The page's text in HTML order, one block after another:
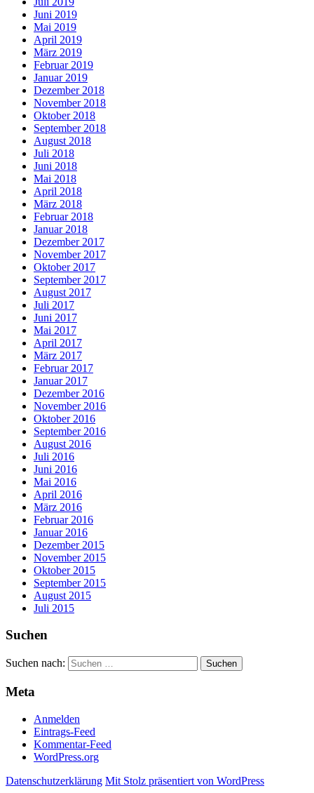
Juni 2019
Mai 2019
April 2019
März 2019
Februar 2019
Januar 2019
Dezember 2018
November 2018
Oktober 2018
September 2018
August 2018
Juli 2018
Juni 2018
Mai 2018
April 2018
März 2018
Februar 2018
Januar 2018
Dezember 2017
November 2017
Oktober 2017
September 2017
August 2017
Juli 2017
Juni 2017
Mai 2017
April 2017
März 2017
Februar 2017
Januar 2017
Dezember 2016
November 2016
Oktober 2016
September 2016
August 2016
Juli 2016
Juni 2016
Mai 2016
April 2016
März 2016
Februar 2016
Januar 2016
Dezember 2015
November 2015
Oktober 2015
September 2015
August 2015
Juli 2015
Suchen
Suchen nach:
Meta
Anmelden
Eintrags-Feed
Kommentar-Feed
WordPress.org
Datenschutzerklärung Mit Stolz präsentiert von WordPress